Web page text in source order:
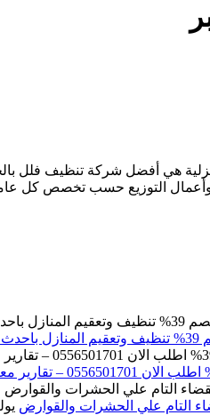
هي أفضل شركة تنظيف فلل
وأعمال التوزيع حسب تخصص كل
يوليو